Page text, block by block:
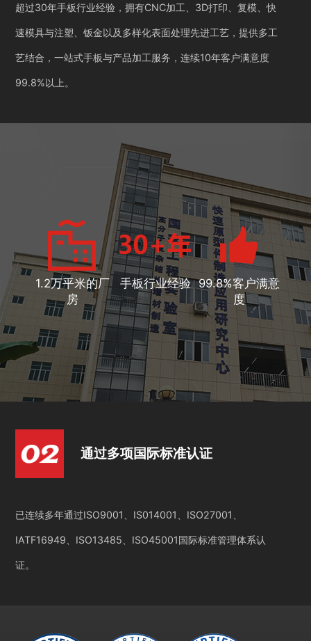
超过30年手板行业经验，拥有CNC加工、3D打印、复模、快
速模具与注塑、钣金以及多样化表面处理先进工艺，提供多工
艺结合，一站式手板与产品加工服务，连续10年客户满意度
99.8%以上。
1.2万平米的厂
房
手板行业经验 99.8%客户满意
度
通过多项国际标准认证
已连续多年通过ISO9001、IS014001、ISO27001、
IATF16949、ISO13485、ISO45001国际标准管理体系认
证。